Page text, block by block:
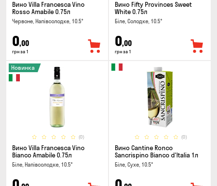
Вино Villa Francesca Vino
Rosso Amabile 0.75л
Червоне, Напівсолодке, 10.5°
0,00
грн за 1
Вино Fifty Provinces Sweet
White 0.75л
Біле, Солодке, 10.5°
0,00
грн за 1
(0)
Новинка
Вино Villa Francesca Vino
Bianco Amabile 0.75л
Біле, Напівсолодке, 10.5°
(0)
Вино Cantine Ronco
Sancrispino Bianco d'Italia 1л
Біле, Сухе, 10.5°